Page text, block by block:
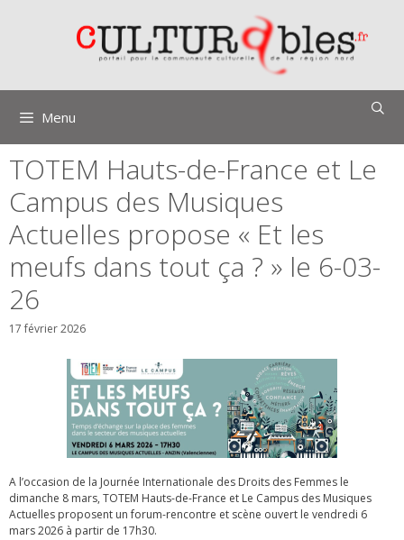
Menu
TOTEM Hauts-de-France et Le
Campus des Musiques
Actuelles propose « Et les
meufs dans tout ça ? » le 6-03-
26
17 février 2026
A l’occasion de la Journée Internationale des Droits des Femmes le
dimanche 8 mars, TOTEM Hauts-de-France et Le Campus des Musiques
Actuelles proposent un forum-rencontre et scène ouvert le vendredi 6
mars 2026 à partir de 17h30.